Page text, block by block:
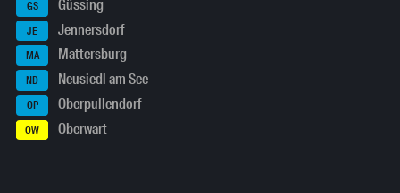
GS Güssing
JE Jennersdorf
MA Mattersburg
ND Neusiedl am See
OP Oberpullendorf
OW Oberwart